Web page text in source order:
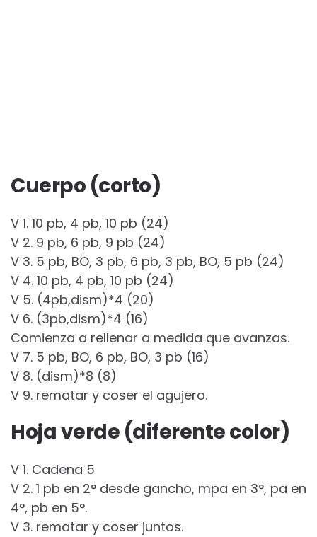
Cuerpo (corto)
V 1. 10 pb, 4 pb, 10 pb (24)
V 2. 9 pb, 6 pb, 9 pb (24)
V 3. 5 pb, BO, 3 pb, 6 pb, 3 pb, BO, 5 pb (24)
V 4. 10 pb, 4 pb, 10 pb (24)
V 5. (4pb,dism)*4 (20)
V 6. (3pb,dism)*4 (16)
Comienza a rellenar a medida que avanzas.
V 7. 5 pb, BO, 6 pb, BO, 3 pb (16)
V 8. (dism)*8 (8)
V 9. rematar y coser el agujero.
Hoja verde (diferente color)
V 1. Cadena 5
V 2. 1 pb en 2° desde gancho, mpa en 3°, pa en
4°, pb en 5°.
V 3. rematar y coser juntos.